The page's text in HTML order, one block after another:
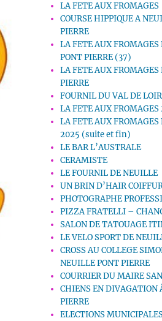
LA FETE AUX FROMAGES
COURSE HIPPIQUE A
PIERRE
LA FETE AUX
PONT PIERRE (37)
LA FETE AUX
PIERRE
FOURNIL DU VAL DE
LA FETE AUX FROMAGES
LA FETE AUX
2025 (suite et fin)
LE BAR L’AUSTRALE
CERAMISTE
LE FOURNIL DE NEUILLE
UN BRIN D’HAIR
PHOTOGRAPHE
PIZZA FRATELLI –
SALON DE TATOUAGE
LE VELO SPORT DE
CROSS AU COLLEGE
NEUILLE PONT PIERRE
COURRIER DU MAIRE
CHIENS EN DIVAGATION
PIERRE
ELECTIONS